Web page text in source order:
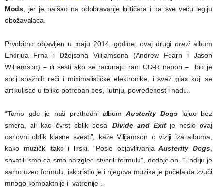
Mods , jer je naišao na odobravanje kritičara i na sve veću legiju
obožavalaca.
Prvobitno objavljen u maju 2014. godine, ovaj drugipravialbum
Endrjua Frna i Džejsona Vilijamsona (Andrew Fearn i Jason
Williamson) – ili šesti ako se računaju rani CD-R napori – bio je
spoj snažnih reči i minimalističke elektronike, i svež glas koji se
artikulisao u toliko potreban bes, ljutnju, povređenost i nadu.
“Tamo gde je naš prethodni albumAusterity Dogs lajao bez
smera, ali kao čvrst oblik besa,Divide and Exit je nosio ovaj
osnovni oblik klasne svesti”, kaže Vilijamson o viziji iza albuma,
kako muzički tako i lirski. “Posle objavljivanjaAusterity Dogs
shvatili smo da smo naizgled stvorili formulu”, dodaje on. “Endrju je
samo uzeo formulu, iskoristio je i njegova muzika je počela da zvuči
mnogo kompaktnije i vatrenije”.